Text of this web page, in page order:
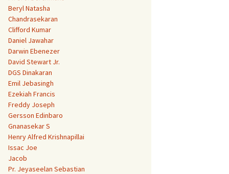
Beryl Natasha
Chandrasekaran
Clifford Kumar
Daniel Jawahar
Darwin Ebenezer
David Stewart Jr.
DGS Dinakaran
Emil Jebasingh
Ezekiah Francis
Freddy Joseph
Gersson Edinbaro
Gnanasekar S
Henry Alfred Krishnapillai
Issac Joe
Jacob
Pr. Jeyaseelan Sebastian